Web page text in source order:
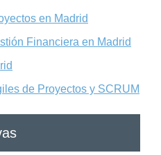
en Madrid
Financiera en Madrid
de Proyectos y SCRUM